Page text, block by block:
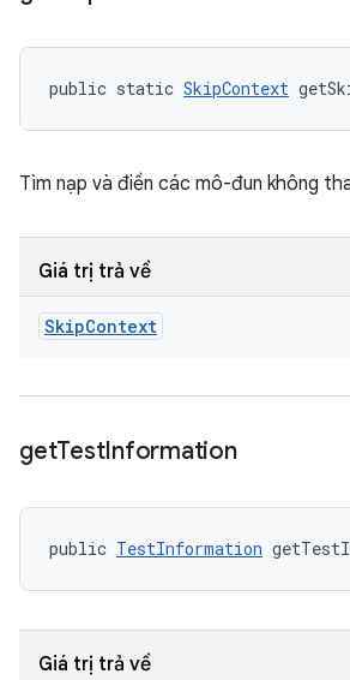
public static SkipContext
Tìm nạp và điền các mô-đun không
Giá trị trả về
SkipContext
getTestInformation
public TestInformation
Giá trị trả về